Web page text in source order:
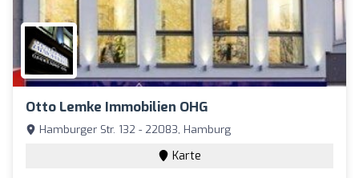
Otto Lemke Immobilien OHG
Hamburger Str. 132 - 22083, Hamburg
Karte